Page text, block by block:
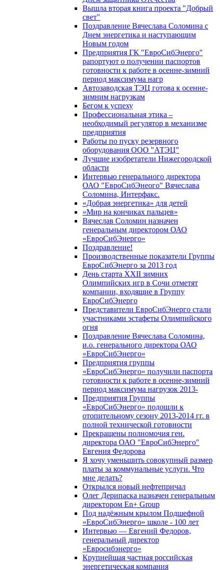
Вышла вторая книга проекта "Добрый
свет"
Поздравление Вячеслава Соломина с
Днем энергетика и наступающим
Новым годом
Предприятия ГК "ЕвроСибЭнерго"
рапортуют о получении паспортов
готовности к работе в осенне-зимний
период максимума нагр
Автозаводская ТЭЦ готова к осенне-
зимним нагрузкам
Бегом к успеху
Профессиональная этика –
необходимый регулятор в механизме
предприятия
Работы по пуску резервного
оборудования ООО "АТЭЦ"
Лучшие изобретатели Нижегородской
области
Интервью генерального директора
ОАО "ЕвроСибЭнеого" Вячеслава
Соломина, Интерфакс.
«Добрая энергетика» для детей
«Мир на кончиках пальцев»
Вячеслав Соломин назначен
генеральным директором ОАО
«ЕвроСибЭнерго»
Поздравление!
Производственные показатели Группы
ЕвроСибЭнерго за 2013 год
День старта XXII зимних
Олимпийских игр в Сочи отметят
компании, входящие в Группу
ЕвроСибЭнерго
Представители ЕвроСибЭнерго стали
участниками эстафеты Олимпийского
огня
Поздравление Вячеслава Соломина,
и.о. генерального директора ОАО
«ЕвроСибЭнерго»
Предприятия группы
«ЕвроСибЭнерго» получили паспорта
готовности к работе в осенне-зимний
период максимума нагрузок 2013-
Предприятия Группы
«ЕвроСибЭнерго» подошли к
отопительному сезону 2013-2014 гг. в
полной технической готовности
Прекращены полномочия ген.
директора ОАО "ЕвроСибЭнерго"
Евгения Федорова
Я хочу уменьшить совокупный размер
платы за коммунальные услуги. Что
мне делать?
Открылся новый нефтепричал
Олег Дерипаска назначен генеральным
директором En+ Group
Под надёжным крылом Подшефной
«ЕвроСибЭнерго» школе - 100 лет
Интервью — Евгений Федоров,
генеральный директор
«Евросибэнерго»
Крупнейшая частная российская
энергетическая компания